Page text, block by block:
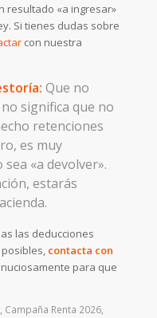
resultado «a ingresar»
Si tienes dudas sobre
con nuestra
Que no
significa que no
retenciones
es muy
«a devolver».
estarás
las deducciones
contacta con
para que
Campaña Renta 2026,